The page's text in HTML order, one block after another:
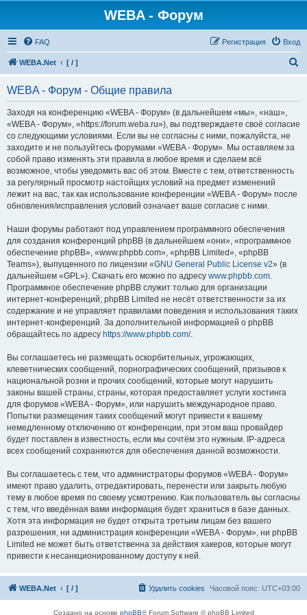
WEBA - Форум
FAQ Вход
Регистрация
WEBA.Net [ / ]
WEBA - Форум - Общие правила
Заходя на конференцию «WEBA - Форум» (в дальнейшем «мы», «наш»,
«WEBA - Форум», «https://forum.weba.ru»), вы подтверждаете своё согласие
со следующими условиями. Если вы не согласны с ними, пожалуйста, не
заходите и не пользуйтесь форумами «WEBA - Форум». Мы оставляем за
собой право изменять эти правила в любое время и сделаем всё
возможное, чтобы уведомить вас об этом. Вместе с тем, ответственность
за регулярный просмотр настойщих условий на предмет изменений
лежит на вас, так как использование конференции «WEBA - Форум» после
обновления/исправления условий означает ваше согласие с ними.
Наши форумы работают под управлением программного обеспечения
для создания конференций phpBB (в дальнейшем «они», «программное
обеспечение phpBB», «www.phpbb.com», «phpBB Limited», «phpBB
Teams»), выпущенного по лицензии «GNU General Public License v2» (в
дальнейшем «GPL»). Скачать его можно по адресу www.phpbb.com.
Программное обеспечение phpBB служит только для организации
интернет-конференций; phpBB Limited не несёт ответственности за их
содержание и не управляет правилами поведения и использования таких
интернет-конференций. За дополнительной информацией о phpBB
обращайтесь по адресу https://www.phpbb.com/.
Вы соглашаетесь не размещать оскорбительных, угрожающих,
клеветнических сообщений, порнографических сообщений, призывов к
национальной розни и прочих сообщений, которые могут нарушить
законы вашей страны, страны, которая предоставляет услуги хостинга
для форумов «WEBA - Форум», или нарушить международное право.
Попытки размещения таких сообщений могут привести к вашему
немедленному отключению от конференции, при этом ваш провайдер
будет поставлен в известность, если мы сочтём это нужным. IP-адреса
всех сообщений сохраняются для обеспечения данной возможности.
Вы соглашаетесь с тем, что администраторы форумов «WEBA - Форум»
имеют право удалить, отредактировать, перенести или закрыть любую
тему в любое время по своему усмотрению. Как пользователь вы согласны
с тем, что введённая вами информация будет храниться в базе данных.
Хотя эта информация не будет открыта третьим лицам без вашего
разрешения, ни администрация конференции «WEBA - Форум», ни phpBB
Limited не может быть ответственна за действия хакеров, которые могут
привести к несанкционированному доступу к ней.
WEBA.Net [ / ] Часовой пояс: UTC+03:00
Удалить cookies
Создано на основе phpBB® Forum Software © phpBB Limited